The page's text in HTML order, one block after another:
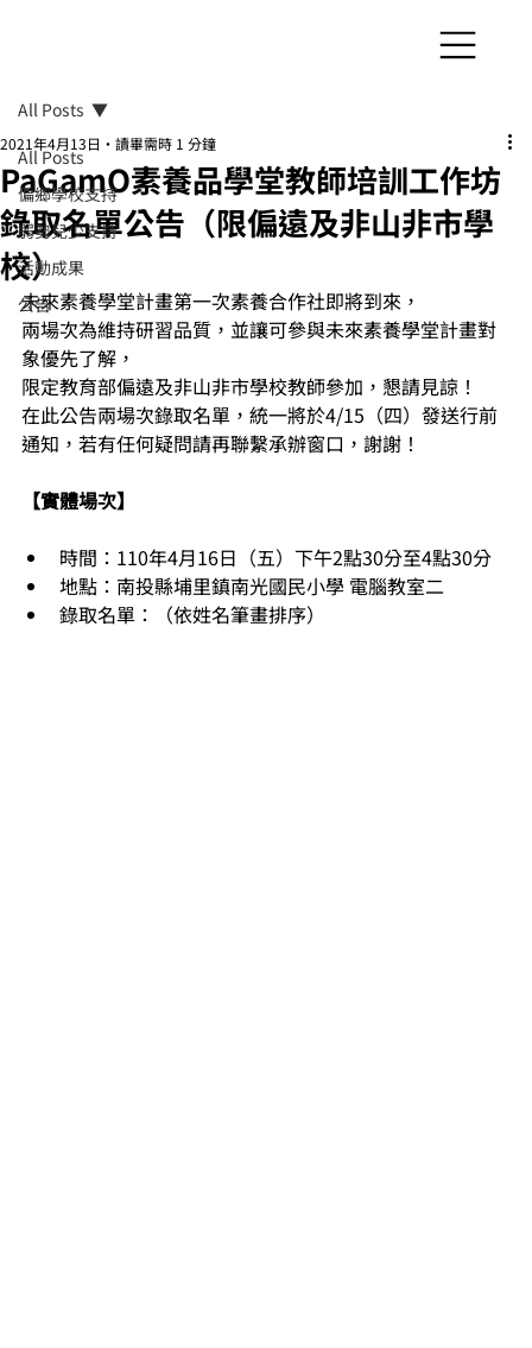
All Posts
偏鄉學校支持
弱勢兒少支持
活動成果
公告
All Posts
PaGamO素養品學堂教師培訓工作坊​
錄取名單公告（限偏遠及非山非市學
校）​
2021年4月13日 讀畢需時 1 分鐘
未來素養學堂計畫第一次素養合作社即將到來，
兩場次為維持研習品質，並讓可參與未來素養學堂計畫對
象優先了解，
限定教育部偏遠及非山非市學校教師參加，懇請見諒！
在此公告兩場次錄取名單，統一將於4/15（四）發送行前
通知，若有任何疑問請再聯繫承辦窗口，謝謝！
【實體場次】
時間：110年4月16日（五）下午2點30分至4點30分
​地點：南投縣埔里鎮南光國民小學 電腦教室二
​錄取名單：（依姓名筆畫排序）​